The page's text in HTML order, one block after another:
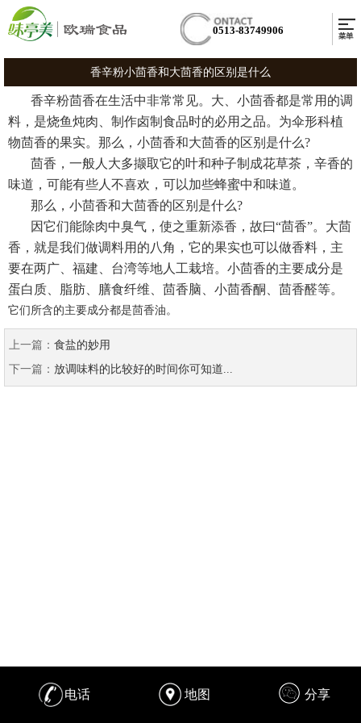
0513-83749906
香辛粉小茴香和大茴香的区别是什么
香辛粉茴香在生活中非常常见。大、小茴香都是常用的调
料，是烧鱼炖肉、制作卤制食品时的必用之品。为伞形科植
物茴香的果实。那么，小茴香和大茴香的区别是什么?
茴香，一般人大多撷取它的叶和种子制成花草茶，辛香的
味道，可能有些人不喜欢，可以加些蜂蜜中和味道。
那么，小茴香和大茴香的区别是什么?
因它们能除肉中臭气，使之重新添香，故曰“茴香”。大茴
香，就是我们做调料用的八角，它的果实也可以做香料，主
要在两广、福建、台湾等地人工栽培。小茴香的主要成分是
蛋白质、脂肪、膳食纤维、茴香脑、小茴香酮、茴香醛等。
它们所含的主要成分都是茴香油。
上一篇： 食盐的妙用
下一篇： 放调味料的比较好的时间你可知道...
电话 地图 分享